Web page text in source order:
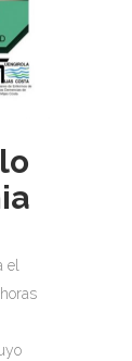
el